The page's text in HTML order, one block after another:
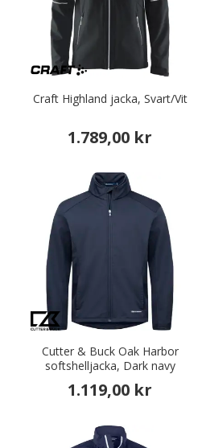
Craft Highland jacka, Svart/Vit
1.789,00 kr
Cutter & Buck Oak Harbor
softshelljacka, Dark navy
1.119,00 kr